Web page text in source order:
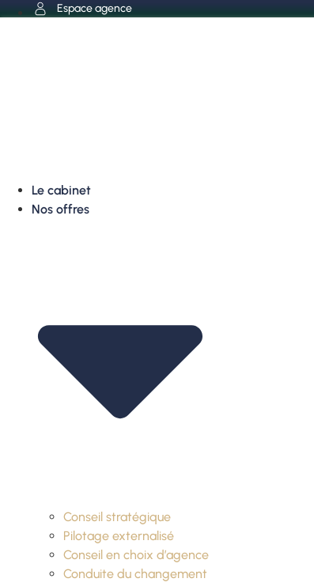
Aller
Espace agence
Le cabinet
Nos offres
Conseil stratégique
Pilotage externalisé
Conseil en choix d’agence
Conduite du changement